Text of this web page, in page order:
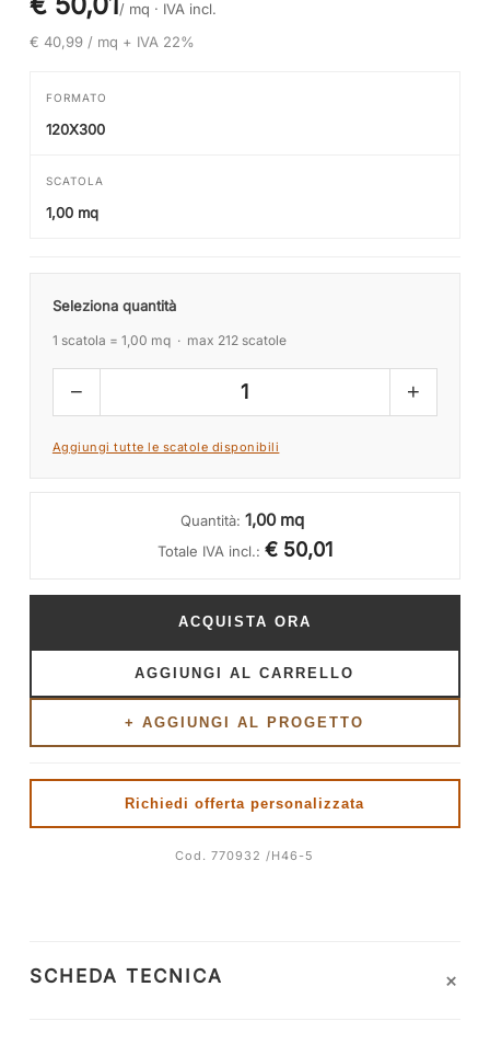
/ mq · IVA incl.
€ 40,99 / mq + IVA 22%
FORMATO
120X300
SCATOLA
1,00 mq
Seleziona quantità
1 scatola = 1,00 mq · max 212 scatole
− 1 +
Aggiungi tutte le scatole disponibili
Quantità:1,00 mq
Totale IVA incl.: € 50,01
ACQUISTA ORA
AGGIUNGI AL CARRELLO
+ AGGIUNGI AL PROGETTO
Richiedi offerta personalizzata
Cod. 770932 /H46-5
SCHEDA TECNICA +